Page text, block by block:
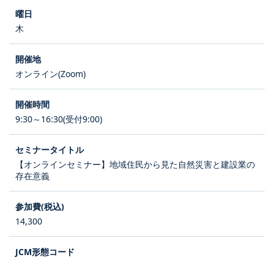
木
オンライン(Zoom)
9:30～16:30(受付9:00)
【オンラインセミナー】地域住民から見た自然災害と建設業の
存在意義
14,300